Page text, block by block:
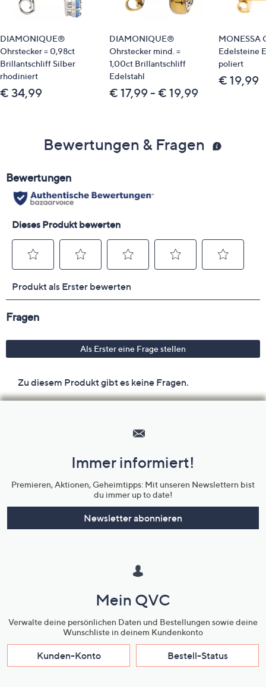
DIAMONIQUE®
Ohrstecker = 0,98ct
Brillantschliff Silber
rhodiniert
€ 34,99
DIAMONIQUE®
Ohrstecker mind. =
1,00ct Brillantschliff
Edelstahl
€ 17,99 - € 19,99
MONESSA
Edelsteine
poliert
€ 19,99
Bewertungen & Fragen
Unternehmensinformationen
Immer informiert!
Premieren, Aktionen, Geheimtipps: Mit unseren Newslettern bist
du immer up to date!
Newsletter abonnieren
Mein QVC
Verwalte deine persönlichen Daten und Bestellungen sowie deine
Wunschliste in deinem Kundenkonto
Kunden-Konto Bestell-Status